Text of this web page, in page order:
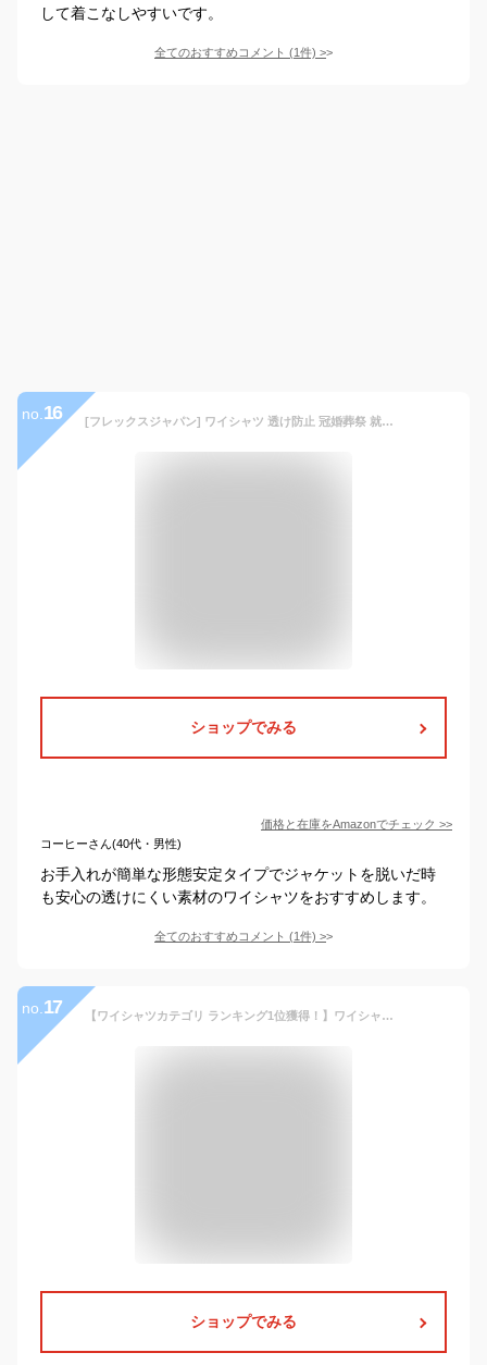
して着こなしやすいです。
全てのおすすめコメント (1件) >
no. 16 [フレックスジャパン] ワイシャツ 透け防止 冠婚葬祭 就活 形態安定 長袖 EANP03 メンズ 白1 日本 41-78 (日本サイズL相当)
ショップでみる
価格と在庫をAmazonでチェック >>
コーヒーさん(40代・男性)
お手入れが簡単な形態安定タイプでジャケットを脱いだ時
も安心の透けにくい素材のワイシャツをおすすめします。
全てのおすすめコメント (1件) >
no. 17 【ワイシャツカテゴリ ランキング1位獲得！】ワイシャツ メンズ 長袖 形態安定 レギュラーカラー ドレスシャツ Yシャツ カッターシャツ ビジネスシャツ 白 標準体 リクルート 就活 冠婚葬祭 結婚式 MILA MODA 新生活 送料無料 【review】
ショップでみる